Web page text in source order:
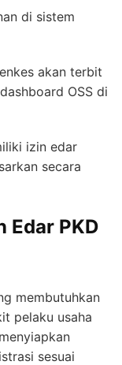
di sistem
akan terbit
OSS di
izin edar
secara
Edar PKD
membutuhkan
pelaku usaha
sesuai